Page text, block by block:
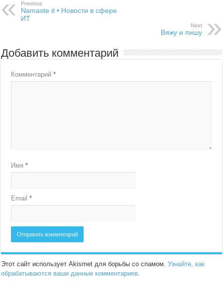
Previous
Namaste it • Новости в сфере
ИТ
Next
Вяжу и пишу
Добавить комментарий
Комментарий*
Имя*
Email*
Этот сайт использует Akismet для борьбы со спамом.Узнайте, как
обрабатываются ваши данные комментариев.